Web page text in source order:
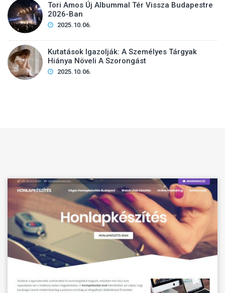
Tori Amos Új Albummal Tér Vissza Budapestre
2026-Ban
2025.10.06.
Kutatások Igazolják: A Személyes Tárgyak
Hiánya Növeli A Szorongást
2025.10.06.